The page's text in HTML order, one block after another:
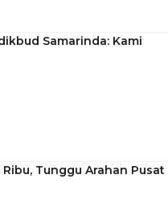
Samarinda: Kami
Tunggu Arahan Pusat